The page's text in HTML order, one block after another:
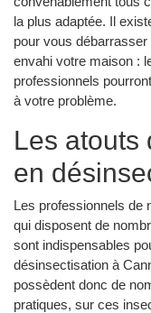
la plus adaptée. Il
pour vous
envahi votre maison :
professionnels
à votre problème.
Les atouts
en
Les professionnels de
qui disposent de
sont indispensables
désinsectisation à
possèdent donc de
pratiques, sur ces